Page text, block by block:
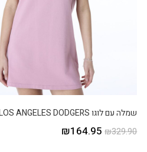
שמלה עם לוגו LOS ANGELES DODGERS
₪329.90
₪164.95